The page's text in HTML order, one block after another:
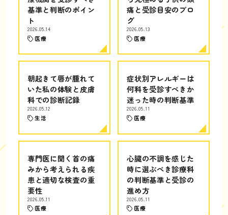
基準と判断のポイン
ト
2026.05.14
医療
痛と受診目安のブロ
グ
2026.05.13
医療
朝起きて唇が腫れて
いた私の体験と皮膚
科での診断記録
2026.05.12
生活
症状別アレルギーは
何科を受診すべきか
迷った時の判断基準
2026.05.11
医療
専門医に聞く首の痛
みから考えられる疾
患と適切な検査の重
要性
2026.05.11
医療
心臓の不調を感じた
時に選ぶべき診療科
の判断基準と受診の
進め方
2026.05.11
医療